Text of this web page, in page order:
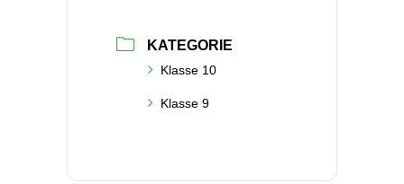
KATEGORIE
Klasse 10
Klasse 9